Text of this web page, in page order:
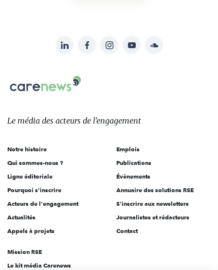
sur:
LinkedInFacebookInstagramYouTubeSoundcloud
Le
des
l'engagement
Le média des acteurs de l'engagement
Notre histoire
Qui sommes-nous ?
Ligne éditoriale
Pourquoi s'inscrire
Acteurs de l'engagement
Actualités
Appels à projets
Emplois
Publications
Évènements
Annuaire des solutions RSE
S'inscrire aux newsletters
Journalistes et rédacteurs
Contact
Mission RSE
Le kit média Carenews